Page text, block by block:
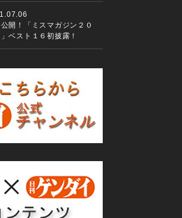
岡本碧優。勝負に出るも、着地を失敗し
本麻美／ ＪＭＰＡ）
開！「ミスマガジン２０
」ベスト１６初披露！